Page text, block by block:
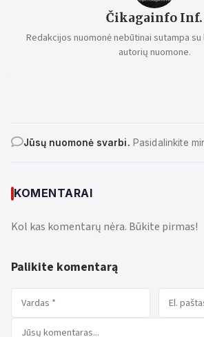
Čikagainfo Inf.
Redakcijos nuomonė nebūtinai sutampa
autorių nuomone.
Jūsų nuomonė svarbi. Pasidalinkite
KOMENTARAI
Kol kas komentarų nėra. Būkite pirmas!
Palikite komentarą